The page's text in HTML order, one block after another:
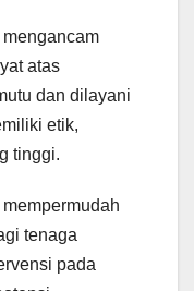
atas
dan dilayani
etik,
tinggi.
tenaga
pada